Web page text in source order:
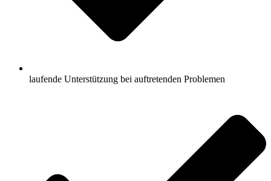
laufende Unterstützung bei auftretenden Problemen